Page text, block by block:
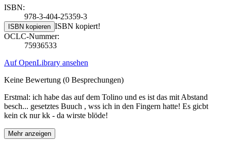
ISBN:
978-3-404-25359-3
ISBN kopieren ISBN kopiert!
OCLC-Nummer:
75936533
Auf OpenLibrary ansehen
Keine Bewertung (0 Besprechungen)
Erstmal: ich habe das auf dem Tolino und es ist das mit Abstand
besch... gesetztes Buuch , wss ich in den Fingern hatte! Es gicbt
kein ck nur kk - da wirste blöde!
Mehr anzeigen